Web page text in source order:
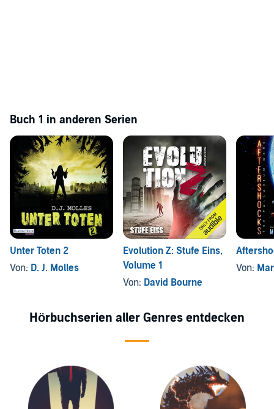
Buch 1 in anderen Serien
Unter Toten 2
Von: D. J. Molles
Evolution Z: Stufe Eins,
Volume 1
Von: David Bourne
Von:
Hörbuchserien aller Genres entdecken